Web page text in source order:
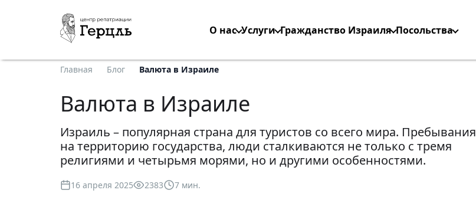
О нас Услуги Гражданство Израиля Посольства
Главная Блог Валюта в Израиле
Валюта в Израиле
Израиль – популярная страна для туристов со всего мира. Пребывания
на территорию государства, люди сталкиваются не только с тремя
религиями и четырьмя морями, но и другими особенностями.
16 апреля 2025 2383 7 мин.